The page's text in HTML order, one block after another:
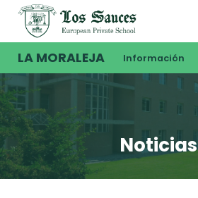
LA MORALEJA Información
Noticias